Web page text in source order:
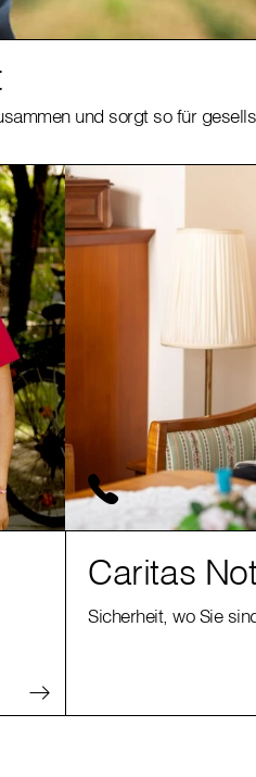
und sorgt so für
Caritas
Sicherheit, wo Sie